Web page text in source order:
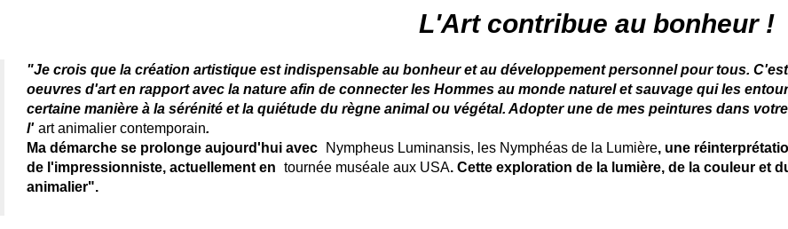
L'Art contribue au bonheur !
"Je crois que la création artistique est indispensable au bonheur et au développement personnel pour tous.
oeuvres d'art en rapport avec la nature afin de connecter les Hommes au monde naturel et sauvage qui les
certaine manière à la sérénité et la quiétude du règne animal ou végétal. Adopter une de mes peintures dans
l' art animalier contemporain.
Ma démarche se prolonge aujourd'hui avec
Nympheus Luminansis, les Nymphéas de la Lumière, une
de l'impressionniste, actuellement en tournée muséale aux USA. Cette exploration de la lumière, de la couleur et
animalier".